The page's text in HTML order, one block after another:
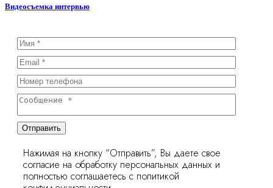
Видеосъемка интервью
Отправить
Нажимая на кнопку “Отправить”, Вы даете свое
согласие на обработку персональных данных и
полностью соглашаетесь с политикой